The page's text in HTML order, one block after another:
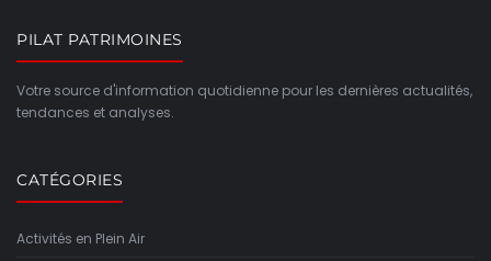
PILAT PATRIMOINES
Votre source d'information quotidienne pour les dernières actualités,
tendances et analyses.
CATÉGORIES
Activités en Plein Air